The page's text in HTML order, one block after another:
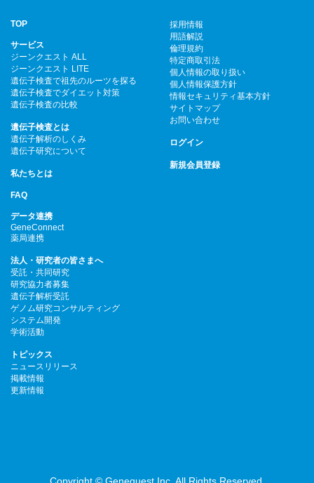
TOP
サービス
ジーンクエスト ALL
ジーンクエスト LITE
遺伝子検査で祖先のルーツを探る
遺伝子検査でダイエット対策
遺伝子検査の比較
遺伝子検査とは
遺伝子解析のしくみ
遺伝子研究について
私たちとは
FAQ
データ連携
GeneConnect
薬局連携
法人・研究者の皆さまへ
受託・共同研究
研究協力者募集
遺伝子解析受託
ゲノム研究コンサルティング
システム開発
学術活動
トピックス
ニュースリリース
掲載情報
更新情報
採用情報
用語解説
倫理規約
特定商取引法
個人情報の取り扱い
個人情報保護方針
情報セキュリティ基本方針
サイトマップ
お問い合わせ
ログイン
新規会員登録